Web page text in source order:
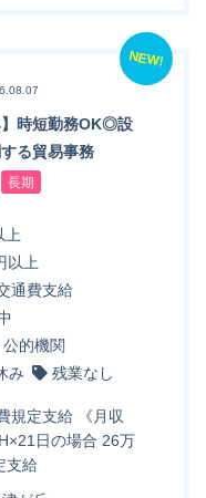
NEW!
】時短勤務OK◎設
る貿易事務
長期
上
以上
通費支給
的機関
み 残業なし
規定支給 《月収
日の場合 26万
支給